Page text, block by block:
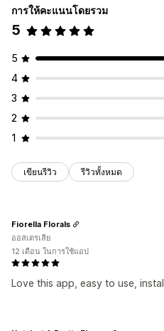
การให้คะแนนโดยรวม
5
5
4
3
2
1
เขียนรีวิว รีวิวทั้งหมด
Love this app, easy to use,
Fiorella Florals
ออสเตรเลีย
12 เดือน ในการใช้แอป